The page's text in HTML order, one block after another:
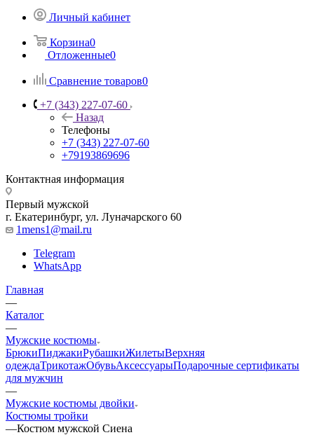
Личный кабинет
Корзина0
Отложенные0
Сравнение товаров0
+7 (343) 227-07-60
Назад
Телефоны
+7 (343) 227-07-60
+79193869696
Контактная информация
Первый мужской
г. Екатеринбург, ул. Луначарского 60
1mens1@mail.ru
Telegram
WhatsApp
Главная
—
Каталог
—
Мужские костюмы
БрюкиПиджакиРубашкиЖилетыВерхняя
одеждаТрикотажОбувьАксессуарыПодарочные сертификаты
для мужчин
—
Мужские костюмы двойки
Костюмы тройки
—Костюм мужской Сиена